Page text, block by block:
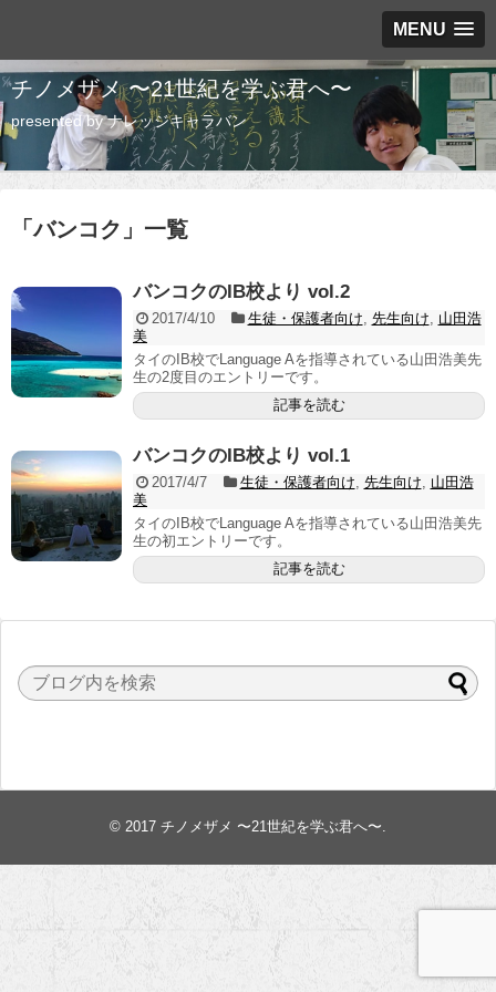
MENU
チノメザメ 〜21世紀を学ぶ君へ〜
presented by ナレッジキャラバン
「バンコク 」 一覧
バンコクのIB校より vol.2
2017/4/10 生徒・保護者向け 先生向け
山田浩
美
タイのIB校でLanguage Aを指導されている山田浩美先
生の2度目のエントリーです。
記事を読む
バンコクのIB校より vol.1
2017/4/7 生徒・保護者向け 先生向け
山田浩
美
タイのIB校でLanguage Aを指導されている山田浩美先
生の初エントリーです。
記事を読む
© 2017 チノメザメ 〜21世紀を学ぶ君へ〜